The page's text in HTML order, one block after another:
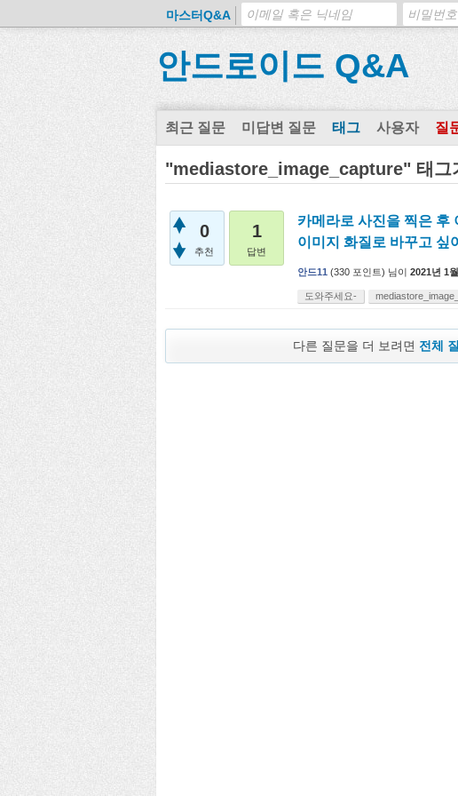
마스터Q&A
안드로이드 Q&A
최근 질문 미답변 질문 태그 사용자 질
"mediastore_image_capture" 태그
0
추천
1
답변
카메라로 사진을 찍은 후
이미지 화질로 바꾸고 싶
안드11 (330 포인트) 님이 2021년 1
도와주세요-
다른 질문을 더 보려면 전체